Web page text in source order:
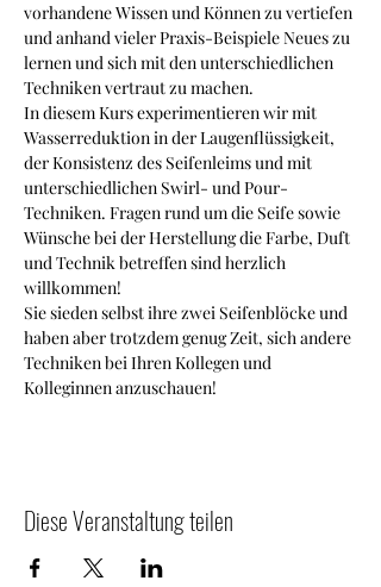
vorhandene Wissen und Können zu vertiefen
und anhand vieler Praxis-Beispiele Neues zu
lernen und sich mit den unterschiedlichen
Techniken vertraut zu machen.
In diesem Kurs experimentieren wir mit
Wasserreduktion in der Laugenflüssigkeit,
der Konsistenz des Seifenleims und mit
unterschiedlichen Swirl- und Pour-
Techniken. Fragen rund um die Seife sowie
Wünsche bei der Herstellung die Farbe, Duft
und Technik betreffen sind herzlich
willkommen!
Sie sieden selbst ihre zwei Seifenblöcke und
haben aber trotzdem genug Zeit, sich andere
Techniken bei Ihren Kollegen und
Kolleginnen anzuschauen!
Diese Veranstaltung teilen